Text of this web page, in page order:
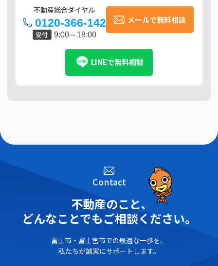
不動産総合ダイヤル
0120-366-142
受付 9:00～18:00
メールで無料相談
LINEで無料相談
Contact
不動産のこと､
どんなことでもご相談ください。
富士市・富士宮市での最適な一歩を、
私たちが誠実にサポートします。